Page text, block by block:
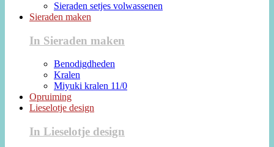
Sieraden setjes volwassenen
Sieraden maken
In Sieraden maken
Benodigdheden
Kralen
Miyuki kralen 11/0
Opruiming
Lieselotje design
In Lieselotje design